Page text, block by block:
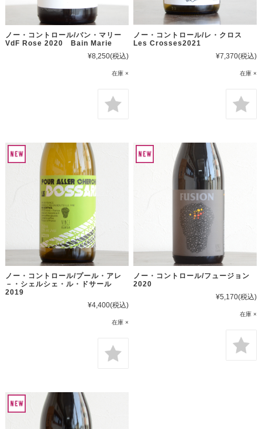
ノー・コントロール/バン・マリー
VdF Rose 2020 Bain Marie
¥8,250(税込)
在庫 ×
ノー・コントロール/レ・クロス
Les Crosses2021
¥7,370(税込)
在庫 ×
ノー・コントロール/プール・アレ
－・シェルシェ・ル・ドサール
2019
¥4,400(税込)
在庫 ×
ノー・コントロール/フュージョン
2020
¥5,170(税込)
在庫 ×